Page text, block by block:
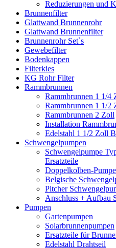
Reduzierungen und
Brunnenfilter
Glattwand Brunnenrohr
Glattwand Brunnenfilter
Brunnenrohr Set`s
Gewebefilter
Bodenkappen
Filterkies
KG Rohr Filter
Rammbrunnen
Rammbrunnen 1 1/4
Rammbrunnen 1 1/2
Rammbrunnen 2 Zoll
Installation
Edelstahl 1 1/2 Zoll
Schwengelpumpen
Schwengelpumpe
Ersatzteile
Doppelkolben-
Belgische
Pitcher
Anschluss + Aufbau
Pumpen
Gartenpumpen
Solarbrunnenpumpen
Ersatzteile für
Edelstahl Drahtseil